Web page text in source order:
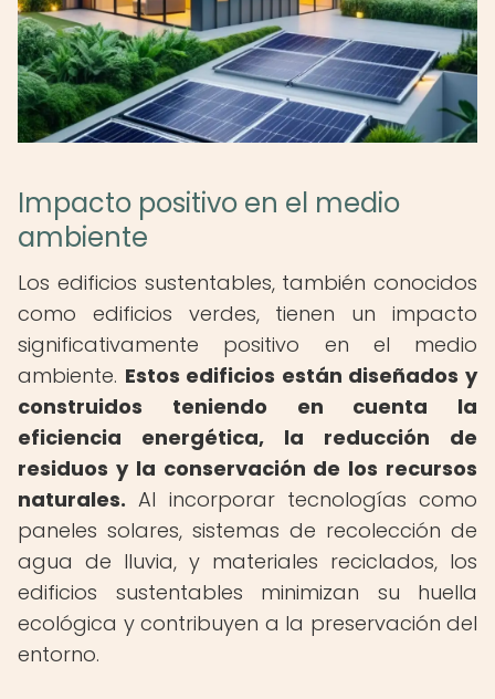
Impacto positivo en el medio
ambiente
Los edificios sustentables, también conocidos
como edificios verdes, tienen un impacto
significativamente positivo en el medio
ambiente. Estos edificios están diseñados y
construidos teniendo en cuenta la
eficiencia energética, la reducción de
residuos y la conservación de los recursos
naturales. Al incorporar tecnologías como
paneles solares, sistemas de recolección de
agua de lluvia, y materiales reciclados, los
edificios sustentables minimizan su huella
ecológica y contribuyen a la preservación del
entorno.